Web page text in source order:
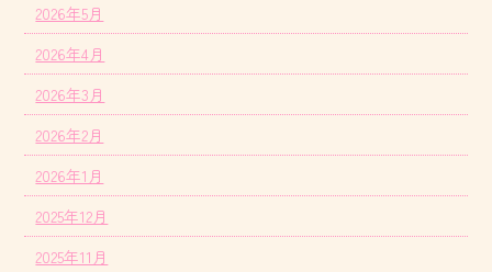
2026年5月
2026年4月
2026年3月
2026年2月
2026年1月
2025年12月
2025年11月